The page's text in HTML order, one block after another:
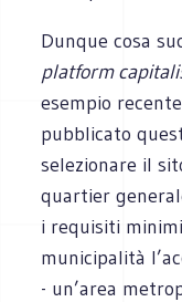
Dunque cosa
platform
esempio
pubblicato
selezionare il
quartier
i requisiti
municipalità
- un’area